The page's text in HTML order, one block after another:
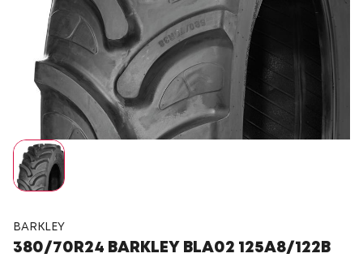
BARKLEY
380/70R24 BARKLEY BLA02 125A8/122B